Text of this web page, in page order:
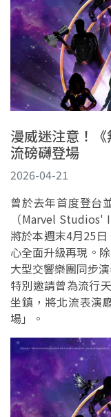
漫威迷注意！
流磅礴登場
2026-04-21
曾於去年首度登台
（Marvel Studios'
將於本週末4月25
心全面升級再現。
大型交響樂團同步
特別邀請曾為流行
坐鎮，將北流表演
場」。